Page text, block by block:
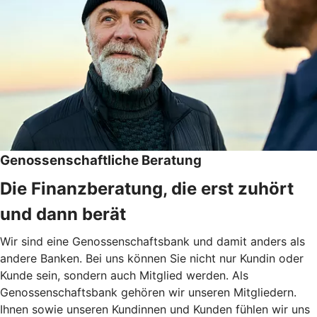
Genossenschaftliche Beratung
Die Finanzberatung, die erst zuhört
und dann berät
Wir sind eine Genossenschaftsbank und damit anders als
andere Banken. Bei uns können Sie nicht nur Kundin oder
Kunde sein, sondern auch Mitglied werden. Als
Genossenschaftsbank gehören wir unseren Mitgliedern.
Ihnen sowie unseren Kundinnen und Kunden fühlen wir uns